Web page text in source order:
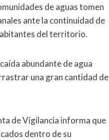
de aguas tomen
ante la continuidad de
del territorio.
abundante de agua
una gran cantidad de
de Vigilancia informa que
dentro de su